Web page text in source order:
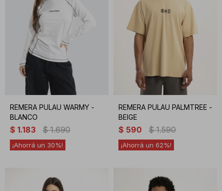
REMERA PULAU WARMY -
BLANCO
$ 1.183 $ 1.690
30
REMERA PULAU PALMTREE -
BEIGE
$ 590 $ 1.590
62